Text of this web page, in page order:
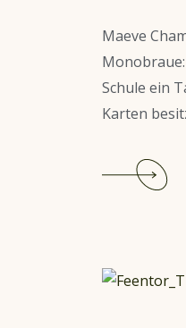
Maeve
Schule ein
Karten